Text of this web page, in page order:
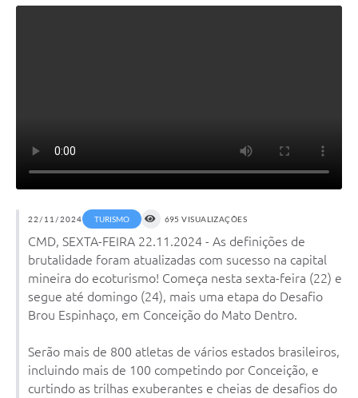
Ouvidoria
Regularização Fundiária
Contato
Notificações de Penalidades – Decisões
Notificações Ambientais
Notificações Obras e Posturas
Conselho Municipal de Conservação e Defesa do
Meio Ambiente-CODEMA
22/11/2024 TURISMO 695 VISUALIZAÇÕES
CMD, SEXTA-FEIRA 22.11.2024 - As definições de
brutalidade foram atualizadas com sucesso na capital
mineira do ecoturismo! Começa nesta sexta-feira (22) e
segue até domingo (24), mais uma etapa do Desafio
Brou Espinhaço, em Conceição do Mato Dentro.
Serão mais de 800 atletas de vários estados brasileiros,
incluindo mais de 100 competindo por Conceição, e
curtindo as trilhas exuberantes e cheias de desafios do